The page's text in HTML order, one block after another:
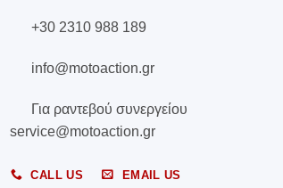
+30 2310 988 189
info@motoaction.gr
Για ραντεβού συνεργείου
service@motoaction.gr
CALL US EMAIL US